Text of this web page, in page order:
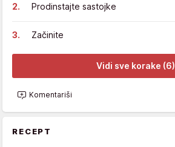
Prodinstajte sastojke
Začinite
Vidi sve korake (6)
Komentariši
RECEPT